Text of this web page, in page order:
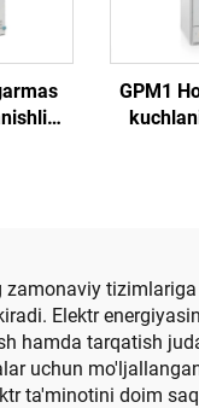
GPM1
zamonaviy
Elektr
hamda tarqatish
uchun
ta'minotini doim